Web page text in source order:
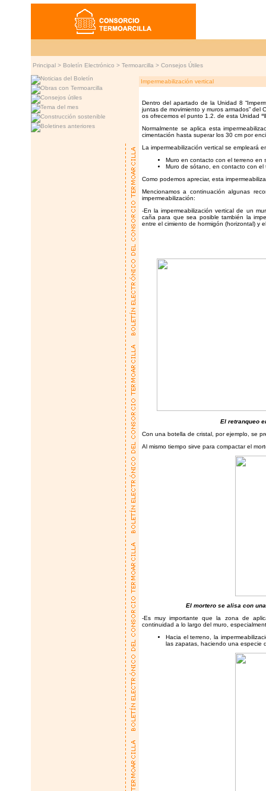
Principal > Boletín Electrónico > Termoarcilla > Consejos Útiles
Impermeabilización vertical
Dentro del apartado de la Unidad 8
juntas de movimiento y muros armados” del
os ofrecemos el punto 1.2. de esta Unidad
Normalmente se aplica esta
cimentación hasta superar los 30 cm por
La impermeabilización vertical se empleará
Muro en contacto con el terreno en
Muro de sótano, en contacto con
Como podemos apreciar, esta
Mencionamos a continuación algunas
impermeabilización:
-En la impermeabilización vertical de un
caña para que sea posible también la
entre el cimiento de hormigón (horizontal) y
El retranqueo
Con una botella de cristal, por ejemplo, se
Al mismo tiempo sirve para compactar el
El mortero se alisa con
-Es muy importante que la zona de
continuidad a lo largo del muro,
Hacia el terreno, la
las zapatas, haciendo una especie